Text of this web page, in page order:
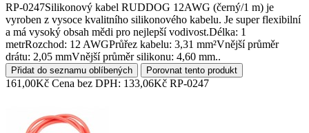
RP-0247Silikonový kabel RUDDOG 12AWG (černý/1 m) je
vyroben z vysoce kvalitního silikonového kabelu. Je super flexibilní
a má vysoký obsah mědi pro nejlepší vodivost.Délka: 1
metrRozchod: 12 AWGPrůřez kabelu: 3,31 mm²Vnější průměr
drátu: 2,05 mmVnější průměr silikonu: 4,60 mm..
Přidat do seznamu oblíbených Porovnat tento produkt
161,00Kč Cena bez DPH: 133,06Kč RP-0247